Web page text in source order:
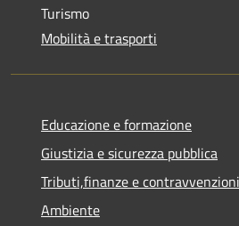
Turismo
Mobilità e trasporti
Educazione e formazione
Giustizia e sicurezza pubblica
Tributi,finanze e contravvenzioni
Ambiente